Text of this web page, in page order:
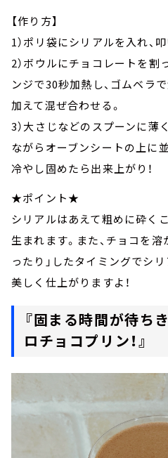
【作り方】
1）ポリ袋にシリアルを入れ、
2）ボウルにチョコレートを割
ンジで30秒加熱し、ゴムベラ
加えて混ぜ合わせる。
3）大さじなどのスプーンに薄
ながらオーブンシートの上に
冷やし固めたら出来上がり！
★ポイント★
シリアルはあえて粗めに砕く
生まれます。また、チョコを
ったり」したタイミングでシ
美しく仕上がりますよ！
『固まる時間が待ち
ロチョコプリン！』